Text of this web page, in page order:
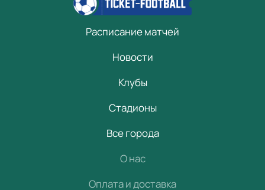
Расписание матчей
Новости
Клубы
Стадионы
Все города
О нас
Оплата и доставка